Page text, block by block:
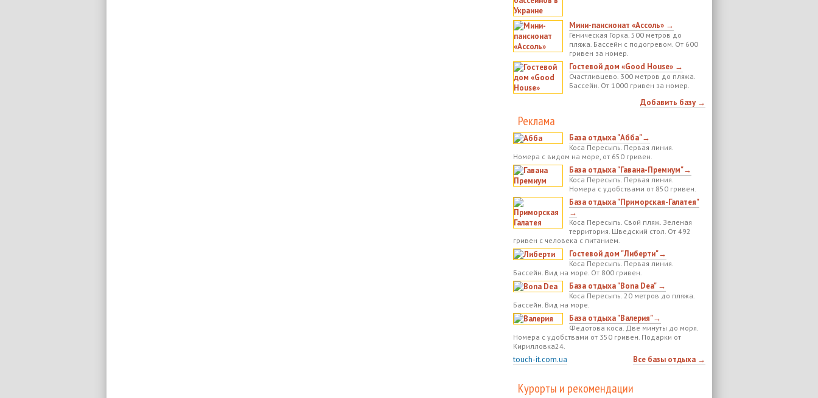
Мини-пансионат «Ассоль» →
Геническая Горка. 500 метров до
пляжа. Бассейн с подогревом. От 600
гривен за номер.
Гостевой дом «Good House» →
Счастливцево. 300 метров до пляжа.
Бассейн. От 1000 гривен за номер.
Добавить базу →
Реклама
База отдыха "Абба"→
Коса Пересыпь. Первая линия.
Номера с видом на море, от 650 гривен.
База отдыха "Гавана-Премиум"→
Коса Пересыпь. Первая линия.
Номера с удобствами от 850 гривен.
База отдыха "Приморская-Галатея"
→
Коса Пересыпь. Свой пляж. Зеленая
территория. Шведский стол. От 492
гривен с человека с питанием.
Гостевой дом "Либерти"→
Коса Пересыпь. Первая линия.
Бассейн. Вид на море. От 800 гривен.
База отдыха "Bona Dea" →
Коса Пересыпь. 20 метров до пляжа.
Бассейн. Вид на море.
База отдыха "Валерия"→
Федотова коса. Две минуты до моря.
Номера с удобствами от 350 гривен. Подарки от
Кирилловка24.
Все базы отдыха →
touch-it.com.ua
Курорты и рекомендации